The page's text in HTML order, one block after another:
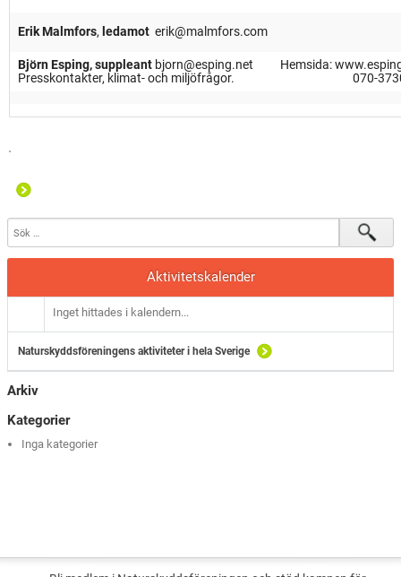
Erik Malmfors, ledamot erik@malmfors.com
Björn Esping, suppleant bjorn@esping.net Hemsida:
Presskontakter, klimat- och miljöfrågor. 070-
Aktivitetskalender
Inget hittades i kalendern...
Naturskyddsföreningens aktiviteter i hela Sverige
Arkiv
Kategorier
Inga kategorier